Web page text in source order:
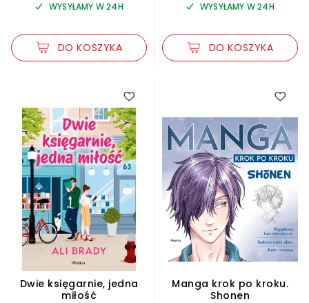
WYSYŁAMY W 24H
DO KOSZYKA
WYSYŁAMY W 24H
DO KOSZYKA
Dwie księgarnie, jedna
miłość
Manga krok po kroku.
Shonen